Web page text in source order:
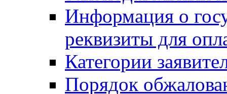
Информация о
реквизиты для
Категории
Порядок